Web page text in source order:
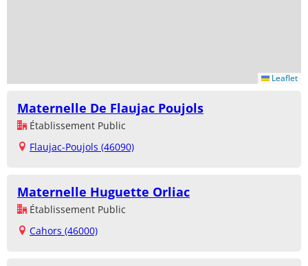
Leaflet
Maternelle De Flaujac Poujols
Établissement Public
Flaujac-Poujols (46090)
Maternelle Huguette Orliac
Établissement Public
Cahors (46000)